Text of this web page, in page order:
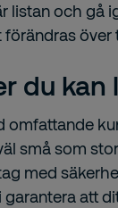
listan och gå
över
du kan
omfattande
små som
med
att